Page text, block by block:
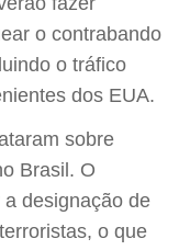
o contrabando
o tráfico
dos EUA.
sobre
Brasil. O
designação de
o que